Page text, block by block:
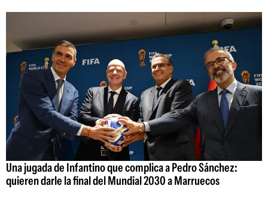
Una jugada de Infantino que complica a Pedro Sánchez:
quieren darle la final del Mundial 2030 a Marruecos